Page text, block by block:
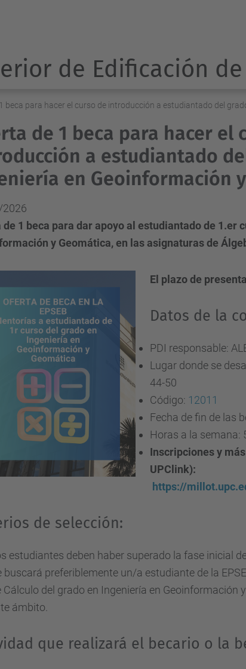
de Edificación de
beca para hacer el curso de introducción a estudiantado del
de 1 beca para hacer el
a estudiantado
en Geoinformación
de 1 beca para dar apoyo al estudiantado de 1.er
y Geomática, en las asignaturas de
El plazo de
Datos de la
PDI responsable:
Lugar donde se
44-50
Código: 12011
Fecha de fin de las
Horas a la semana:
Inscripciones y
UPClink):
https://
de selección:
estudiantes deben haber superado la fase inicial
buscará preferiblemente un/a estudiante de la
Cálculo del grado en Ingeniería en Geoinformación
ámbito.
que realizará el becario o la